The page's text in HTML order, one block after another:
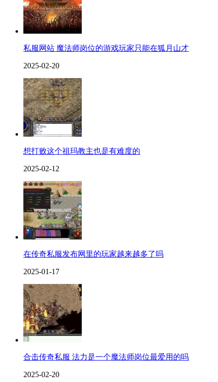
私服网站 魔法师岗位的游戏玩家只能在狐月山才
2025-02-20
想打败这个祖玛教主也是有难度的
2025-02-12
在传奇私服发布网里的玩家越来越多了吗
2025-01-17
合击传奇私服 法力是一个魔法师岗位最爱用的吗
2025-02-20